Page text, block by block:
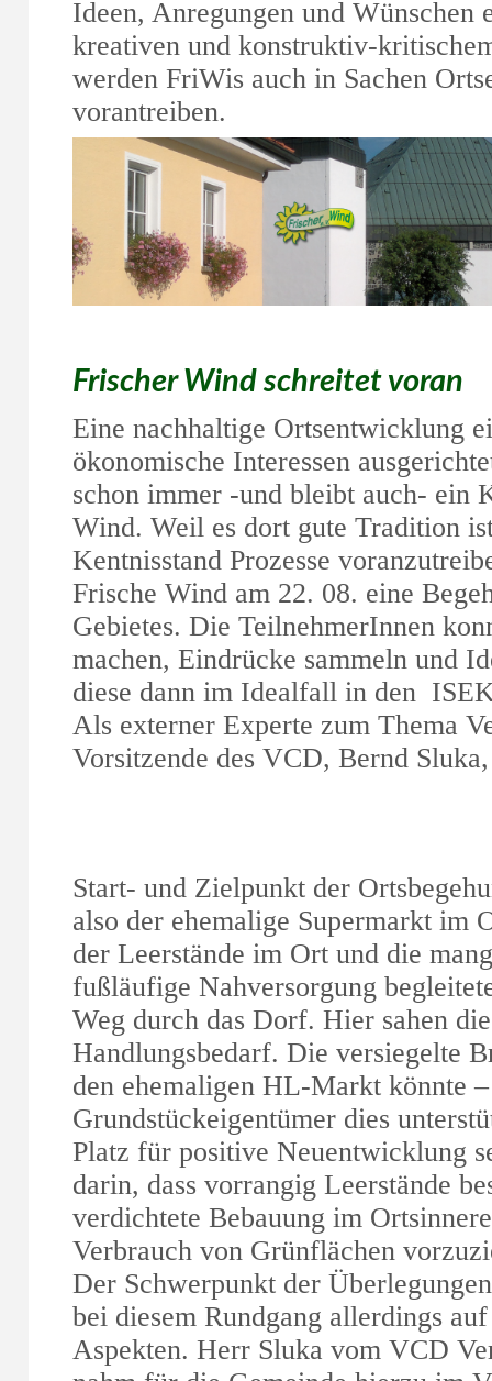
Ideen, Anregungen und
kreativen und konstruktiv-
werden FriWis auch in Sachen
vorantreiben.
Frischer Wind schreitet voran
Eine nachhaltige Ortsentwicklung
ökonomische Interessen
schon immer -und bleibt auch- ein
Wind. Weil es dort gute Tradition
Kentnisstand Prozesse
Frische Wind am 22. 08. eine
Gebietes. Die TeilnehmerInnen
machen, Eindrücke sammeln und
diese dann im Idealfall in den
Als externer Experte zum Thema
Vorsitzende des VCD, Bernd
Start- und Zielpunkt der
also der ehemalige Supermarkt im
der Leerstände im Ort und die
fußläufige Nahversorgung
Weg durch das Dorf. Hier sahen
Handlungsbedarf. Die versiegelte
den ehemaligen HL-Markt könnte
Grundstückeigentümer dies
Platz für positive Neuentwicklung
darin, dass vorrangig Leerstände
verdichtete Bebauung im
Verbrauch von Grünflächen
Der Schwerpunkt der
bei diesem Rundgang allerdings
Aspekten. Herr Sluka vom VCD